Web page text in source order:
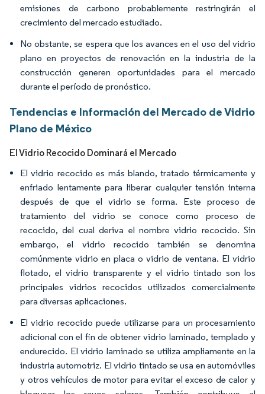
emisiones de carbono probablemente restringirán el
crecimiento del mercado estudiado.
No obstante, se espera que los avances en el uso del vidrio
plano en proyectos de renovación en la industria de la
construcción generen oportunidades para el mercado
durante el período de pronóstico.
Tendencias e Información del Mercado de Vidrio
Plano de México
El Vidrio Recocido Dominará el Mercado
El vidrio recocido es más blando, tratado térmicamente y
enfriado lentamente para liberar cualquier tensión interna
después de que el vidrio se forma. Este proceso de
tratamiento del vidrio se conoce como proceso de
recocido, del cual deriva el nombre vidrio recocido. Sin
embargo, el vidrio recocido también se denomina
comúnmente vidrio en placa o vidrio de ventana. El vidrio
flotado, el vidrio transparente y el vidrio tintado son los
principales vidrios recocidos utilizados comercialmente
para diversas aplicaciones.
El vidrio recocido puede utilizarse para un procesamiento
adicional con el fin de obtener vidrio laminado, templado y
endurecido. El vidrio laminado se utiliza ampliamente en la
industria automotriz. El vidrio tintado se usa en automóviles
y otros vehículos de motor para evitar el exceso de calor y